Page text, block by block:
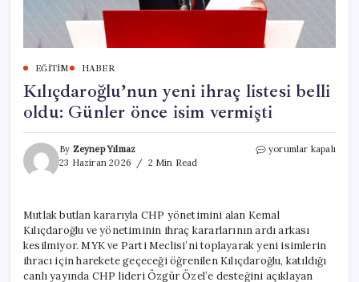
EĞITIM HABER
Kılıçdaroğlu’nun yeni ihraç listesi belli
oldu: Günler önce isim vermişti
By Zeynep Yılmaz
23 Haziran 2026
2 Min Read
Kılıçdaroğlu’nun
oldu:
Günler
önce
isim
vermişti
yorumlar kapalı
Mutlak butlan kararıyla CHP yönetimini alan Kemal
Kılıçdaroğlu ve yönetiminin ihraç kararlarının ardı arkası
kesilmiyor. MYK ve Parti Meclisi’ni toplayarak yeni isimlerin
ihracı için harekete geçeceği öğrenilen Kılıçdaroğlu, katıldığı
canlı yayında CHP lideri Özgür Özel’e desteğini açıklayan